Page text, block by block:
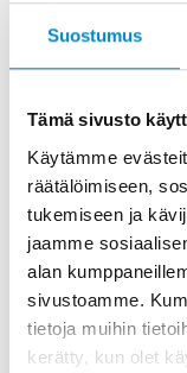
Suostumus
Tämä sivusto
Käytämme
räätälöimiseen,
tukemiseen ja
jaamme
alan
sivustoamme.
tietoja muihin
kerätty, kun olet
Paraller
READ MORE